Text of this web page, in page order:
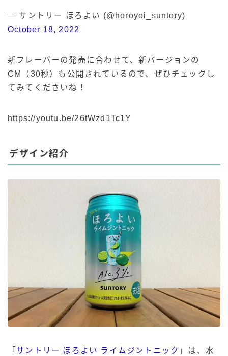
— サントリー ほろよい (@horoyoi_suntory)
October 18, 2022
新フレーバーの発売に合わせて、新バージョンの
CM（30秒）も公開されているので、ぜひチェックし
てみてくださいね！
https://youtu.be/26tWzd1Tc1Y
デザイン紹介
「 サントリー ほろよい ライムジントニック 」は、水